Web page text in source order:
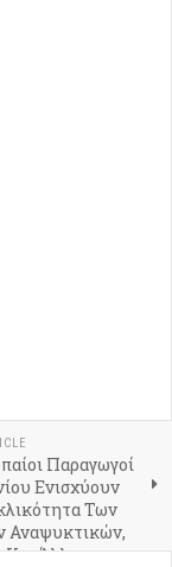
Παραγωγοί
Ενισχύουν
Των
Αναψυκτικών,
Άλλων